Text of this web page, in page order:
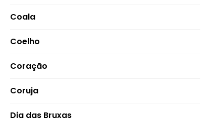
Coala
Coelho
Coração
Coruja
Dia das Bruxas